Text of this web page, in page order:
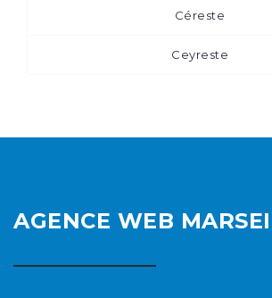
Céreste
Ceyreste
AGENCE WEB